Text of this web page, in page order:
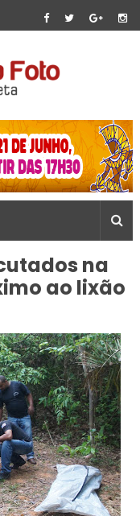
na
ao lixão